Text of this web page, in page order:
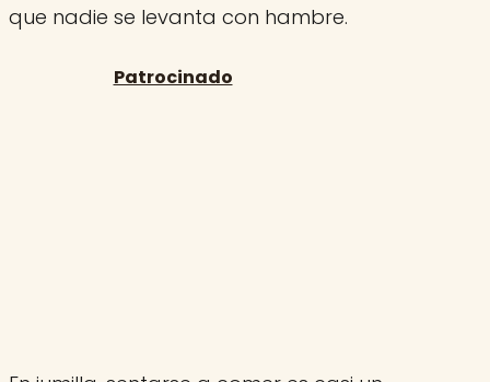
que nadie se levanta con hambre.